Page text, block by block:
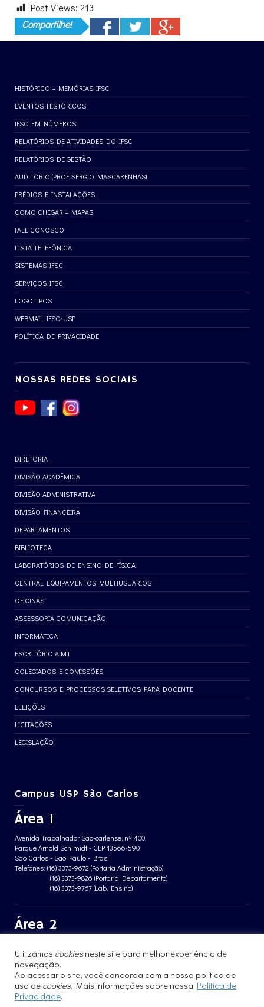
Post Views: 213
Compartilhe!
HISTÓRICO – MEMÓRIAS IFSC
EVENTOS HISTÓRICOS
IFSC EM NÚMEROS
RELATÓRIOS DE ATIVIDADES DO IFSC
RELATÓRIOS DE GESTÃO
AUDITÓRIO (PROF. SÉRGIO MASCARENHAS)
PRÉDIOS E INSTALAÇÕES
COMO CHEGAR – MAPAS
FALE CONOSCO
LISTA TELEFÔNICA
SISTEMAS IFSC
SERVIÇOS IFSC
LOGOTIPOS
WEBMAIL IFSC/USP
POLÍTICA DE PRIVACIDADE
NOSSAS REDES SOCIAIS
DIRETORIA
DIVISÃO ACADÊMICA
DIVISÃO ADMINISTRATIVA
DIVISÃO FINANCEIRA
DEPARTAMENTOS
BIBLIOTECA
LABORATÓRIOS DE ENSINO DE FÍSICA
CENTRAL EQUIPAMENTOS MULTIUSUÁRIOS
OFICINAS
ASSESSORIA COMUNICAÇÃO
INFORMÁTICA
ESCRITÓRIO AIMT
COLEGIADOS E COMISSÕES
CONCURSOS E PROCESSOS SELETIVOS PARA DOCENTE
ELEIÇÕES
LICITAÇÕES
LEGISLAÇÃO
Campus USP São Carlos
Área 1
Avenida Trabalhador São-carlense, nº 400
Parque Arnold Schimidt - CEP 13566-590
São Carlos - São Paulo - Brasil
Telefones: (16) 3373-9672 (Portaria Administração)
(16) 3373-9826 (Portaria Departamento)
(16) 3373-9767 (Lab. Ensino)
Área 2
Jardim Santa Angelina - CEP 13563-120
São Carlos - São Paulo - Brasil
Telefone: (16) 3373-8068 (Portaria prédio CFBio)
(16) 3364-8070 (Portaria prédio poloTErRA)
Utilizamos cookiesneste site para melhor experiência de
navegação.
Ao acessar o site, você concorda com a nossa política de
uso de cookies. Mais informações sobre nossa Política de
Privacidade.